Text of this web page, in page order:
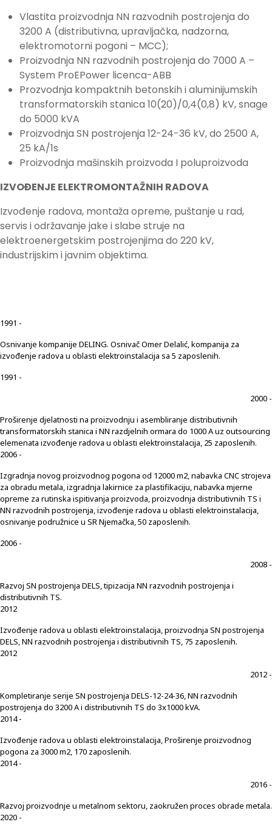
Vlastita proizvodnja NN razvodnih postrojenja do
3200 A (distributivna, upravljačka, nadzorna,
elektromotorni pogoni – MCC);
Proizvodnja NN razvodnih postrojenja do 7000 A –
System ProEPower licenca-ABB
Prozvodnja kompaktnih betonskih i aluminijumskih
transformatorskih stanica 10(20)/0,4(0,8) kV, snage
do 5000 kVA
Proizvodnja SN postrojenja 12-24-36 kV, do 2500 A,
25 kA/1s
Proizvodnja mašinskih proizvoda I poluproizvoda
IZVOĐENJE ELEKTROMONTAŽNIH RADOVA
Izvođenje radova, montaža opreme, puštanje u rad,
servis i održavanje jake i slabe struje na
elektroenergetskim postrojenjima do 220 kV,
industrijskim i javnim objektima.
1991 -
Osnivanje kompanije DELING. Osnivač Omer Delalić, kompanija za
izvođenje radova u oblasti elektroinstalacija sa 5 zaposlenih.
1991 -
2000 -
Proširenje djelatnosti na proizvodnju i asembliranje distributivnih
transformatorskih stanica i NN razdjelnih ormara do 1000 A uz outsourcing
elemenata izvođenje radova u oblasti elektroinstalacija, 25 zaposlenih.
2006 -
Izgradnja novog proizvodnog pogona od 12000 m2, nabavka CNC strojeva
za obradu metala, izgradnja lakirnice za plastifikaciju, nabavka mjerne
opreme za rutinska ispitivanja proizvoda, proizvodnja distributivnih TS i
NN razvodnih postrojenja, izvođenje radova u oblasti elektroinstalacija,
osnivanje podružnice u SR Njemačka, 50 zaposlenih.
2006 -
2008 -
Razvoj SN postrojenja DELS, tipizacija NN razvodnih postrojenja i
distributivnih TS.
2012
Izvođenje radova u oblasti elektroinstalacija, proizvodnja SN postrojenja
DELS, NN razvodnih postrojenja i distributivnih TS, 75 zaposlenih.
2012
2012 -
Kompletiranje serije SN postrojenja DELS-12-24-36, NN razvodnih
postrojenja do 3200 A i distributivnih TS do 3x1000 kVA.
2014 -
Izvođenje radova u oblasti elektroinstalacija, Proširenje proizvodnog
pogona za 3000 m2, 170 zaposlenih.
2014 -
2016 -
Razvoj proizvodnje u metalnom sektoru, zaokružen proces obrade metala.
2020 -